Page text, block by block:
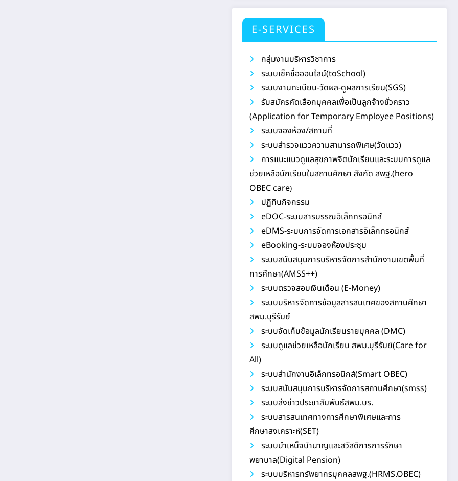
E-SERVICES
กลุ่มงานบริหารวิชาการ
ระบบเช็คชื่อออนไลน์(toSchool)
ระบบงานทะเบียน-วัดผล-ดูผลการเรียน(SGS)
รับสมัครคัดเลือกบุคคลเพื่อเป็นลูกจ้างชั่วคราว
(Application for Temporary Employee Positions)
ระบบจองห้อง/สถานที่
ระบบสำรวจแววความสามารถพิเศษ(วัดแวว)
การแนะแนวดูแลสุขภาพจิตนักเรียนและระบบการดูแล
ช่วยเหลือนักเรียนในสถานศึกษา สังกัด สพฐ.(hero
OBEC care)
ปฏิทินกิจกรรม
eDOC-ระบบสารบรรณอิเล็กทรอนิกส์
eDMS-ระบบการจัดการเอกสารอิเล็กทรอนิกส์
eBooking-ระบบจองห้องประชุม
ระบบสนับสนุนการบริหารจัดการสำนักงานเขตพื้นที่
การศึกษา(AMSS++)
ระบบตรวจสอบเงินเดือน (E-Money)
ระบบบริหารจัดการข้อมูลสารสนเทศของสถานศึกษา
สพม.บุรีรัมย์
ระบบจัดเก็บข้อมูลนักเรียนรายบุคคล (DMC)
ระบบดูแลช่วยเหลือนักเรียน สพม.บุรีรัมย์(Care for
All)
ระบบสำนักงานอิเล็กทรอนิกส์(Smart OBEC)
ระบบสนับสนุนการบริหารจัดการสถานศึกษา(smss)
ระบบส่งข่าวประชาสัมพันธ์สพม.บร.
ระบบสารสนเทศทางการศึกษาพิเศษและการ
ศึกษาสงเคราะห์(SET)
ระบบบำเหน็จบำนาญและสวัสดิการการรักษา
พยาบาล(Digital Pension)
ระบบบริหารทรัพยากรบุคคลสพฐ.(HRMS.OBEC)